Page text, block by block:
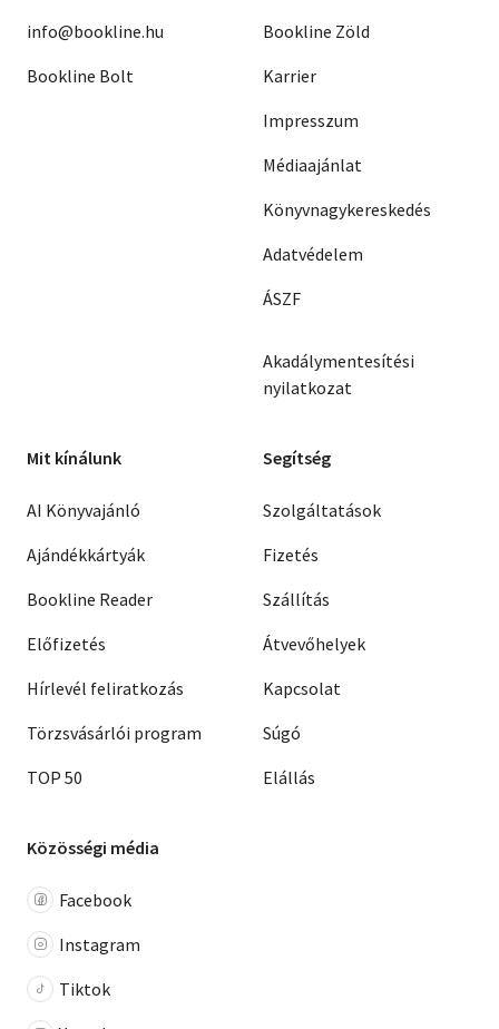
info@bookline.hu
Bookline Bolt
Bookline Zöld
Karrier
Impresszum
Médiaajánlat
Könyvnagykereskedés
Adatvédelem
ÁSZF
Akadálymentesítési
nyilatkozat
Mit kínálunk
AI Könyvajánló
Ajándékkártyák
Bookline Reader
Előfizetés
Hírlevél feliratkozás
Törzsvásárlói program
TOP 50
Segítség
Szolgáltatások
Fizetés
Szállítás
Átvevőhelyek
Kapcsolat
Súgó
Elállás
Közösségi média
Facebook
Instagram
Tiktok